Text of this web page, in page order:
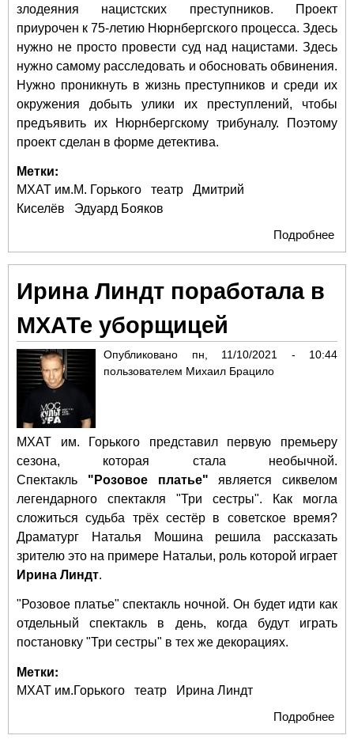
злодеяния нацистских преступников. Проект
приурочен к 75-летию Нюрнбергского процесса. Здесь
нужно не просто провести суд над нацистами. Здесь
нужно самому расследовать и обосновать обвинения.
Нужно проникнуть в жизнь преступников и среди их
окружения добыть улики их преступлений, чтобы
предъявить их Нюрнбергскому трибуналу. Поэтому
проект сделан в форме детектива.
Метки:
МХАТ им.М. Горького театр
Дмитрий
Киселёв
Эдуард Бояков
Подробнее
в
Ирина Линдт поработала в
МХАТе уборщицей
Опубликовано пн, 11/10/2021 - 10:44
пользователем Михаил Брацило
МХАТ им. Горького представил первую премьеру
сезона, которая стала необычной.
Спектакль "Розовое платье" является сиквелом
легендарного спектакля "Три сестры". Как могла
сложиться судьба трёх сестёр в советское время?
Драматург Наталья Мошина решила рассказать
зрителю это на примере Натальи, роль которой играет
Ирина Линдт.
"Розовое платье" спектакль ночной. Он будет идти как
отдельный спектакль в день, когда будут играть
постановку "Три сестры" в тех же декорациях.
Метки:
МХАТ им.Горького театр
Ирина Линдт
Подробнее